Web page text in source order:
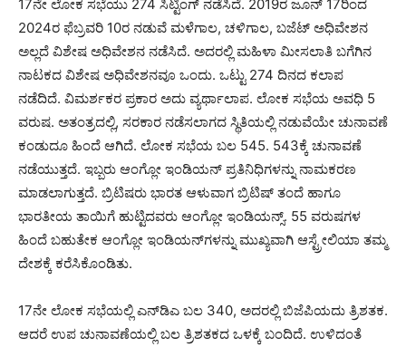
17ನೇ ಲೋಕ ಸಭೆಯು 274 ಸಿಟ್ಟಿಂಗ್ ನಡೆಸಿದೆ. 2019ರ ಜೂನ್ 17ರಿಂದ
2024ರ ಫೆಬ್ರವರಿ 10ರ ನಡುವೆ ಮಳೆಗಾಲ, ಚಳಿಗಾಲ, ಬಜೆಟ್ ಅಧಿವೇಶನ
ಅಲ್ಲದೆ ವಿಶೇಷ ಅಧಿವೇಶನ ನಡೆಸಿದೆ. ಅದರಲ್ಲಿ ಮಹಿಳಾ ಮೀಸಲಾತಿ ಬಗೆಗಿನ
ನಾಟಕದ ವಿಶೇಷ ಅಧಿವೇಶನವೂ ಒಂದು. ಒಟ್ಟು 274 ದಿನದ ಕಲಾಪ
ನಡೆದಿದೆ. ವಿಮರ್ಶಕರ ಪ್ರಕಾರ ಅದು ವ್ಯರ್ಥಾಲಾಪ. ಲೋಕ ಸಭೆಯ ಅವಧಿ 5
ವರುಷ. ಅತಂತ್ರದಲ್ಲಿ, ಸರಕಾರ ನಡೆಸಲಾಗದ ಸ್ಥಿತಿಯಲ್ಲಿ ನಡುವೆಯೇ ಚುನಾವಣೆ
ಕಂಡುದೂ ಹಿಂದೆ ಆಗಿದೆ. ಲೋಕ ಸಭೆಯ ಬಲ 545. 543ಕ್ಕೆ ಚುನಾವಣೆ
ನಡೆಯುತ್ತದೆ. ಇಬ್ಬರು ಆಂಗ್ಲೋ ಇಂಡಿಯನ್ ಪ್ರತಿನಿಧಿಗಳನ್ನು ನಾಮಕರಣ
ಮಾಡಲಾಗುತ್ತದೆ. ಬ್ರಿಟಿಷರು ಭಾರತ ಆಳುವಾಗ ಬ್ರಿಟಿಷ್ ತಂದೆ ಹಾಗೂ
ಭಾರತೀಯ ತಾಯಿಗೆ ಹುಟ್ಟಿದವರು ಆಂಗ್ಲೋ ಇಂಡಿಯನ್ಸ್. 55 ವರುಷಗಳ
ಹಿಂದೆ ಬಹುತೇಕ ಆಂಗ್ಲೋ ಇಂಡಿಯನ್‍ಗಳನ್ನು ಮುಖ್ಯವಾಗಿ ಆಸ್ಟ್ರೇಲಿಯಾ ತಮ್ಮ
ದೇಶಕ್ಕೆ ಕರೆಸಿಕೊಂಡಿತು.
17ನೇ ಲೋಕ ಸಭೆಯಲ್ಲಿ ಎನ್‍ಡಿಎ ಬಲ 340, ಅದರಲ್ಲಿ ಬಿಜೆಪಿಯದು ತ್ರಿಶತಕ.
ಆದರೆ ಉಪ ಚುನಾವಣೆಯಲ್ಲಿ ಬಲ ತ್ರಿಶತಕದ ಒಳಕ್ಕೆ ಬಂದಿದೆ. ಉಳಿದಂತೆ